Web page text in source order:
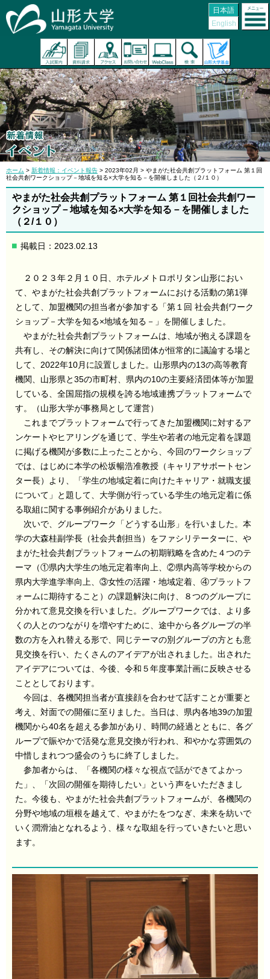
日本語
English
ホーム > 新着情報：イベント報告 > 2023年02月 > やまがた社会共創プラットフォーム 第１回
社会共創ワークショップ－地域を知る×大学を知る－を開催しました（２/１０）
やまがた社会共創プラットフォーム 第１回社会共創ワー
クショップ－地域を知る×大学を知る－を開催しました
（２/１０）
掲載日：2023.02.13
２０２３年２月１０日、ホテルメトロポリタン山形におい
て、やまがた社会共創プラットフォームにおける活動の第1弾
として、加盟機関の担当者が参加する「第１回 社会共創ワーク
ショップ－大学を知る×地域を知る－」を開催しました。
やまがた社会共創プラットフォームは、地域が抱える課題を
共有し、その解決に向けて関係諸団体が恒常的に議論する場と
して、2022年10月に設置しました。山形県内の13の高等教育
機関、山形県と35の市町村、県内の10の主要経済団体等が加盟
している、全国屈指の規模を誇る地域連携プラットフォームで
す。（山形大学が事務局として運営）
これまでプラットフォームで行ってきた加盟機関に対するア
ンケートやヒアリングを通じて、学生や若者の地元定着を課題
に掲げる機関が多数に上ったことから、今回のワークショップ
では、はじめに本学の松坂暢浩准教授（キャリアサポートセン
ター長）より、「学生の地域定着に向けたキャリア・就職支援
について」と題して、大学側が行っている学生の地元定着に係
る取組に関する事例紹介がありました。
次いで、グループワーク「どうする山形」を行いました。本
学の大森桂副学長（社会共創担当）をファシリテーターに、や
まがた社会共創プラットフォームの初期戦略を含めた４つのテ
ーマ（①県内大学生の地元定着率向上、②県内高等学校からの
県内大学進学率向上、③女性の活躍・地域定着、④プラットフ
ォームに期待すること）の課題解決に向け、８つのグループに
分かれて意見交換を行いました。グループワークでは、より多
くの人とのつながりを増やすために、途中から各グループの半
数の方を入れ替える形で、同じテーマの別グループの方とも意
見交換を行い、たくさんのアイデアが出されました。出された
アイデアについては、今後、令和５年度事業計画に反映させる
こととしております。
今回は、各機関担当者が直接顔を合わせて話すことが重要と
考え、対面での開催に至りました。当日は、県内各地39の加盟
機関から40名を超える参加があり、時間の経過とともに、各グ
ループで賑やかで活発な意見交換が行われ、和やかな雰囲気の
中惜しまれつつ盛会のうちに終了しました。
参加者からは、「各機関の様々な視点で話ができてよかっ
た」、「次回の開催を期待したい」という声をいただきまし
た。今後も、やまがた社会共創プラットフォームが、各機関の
分野や地域の垣根を越えて、やまがたをつなぎ、未来を紡いで
いく潤滑油となれるよう、様々な取組を行っていきたいと思い
ます。